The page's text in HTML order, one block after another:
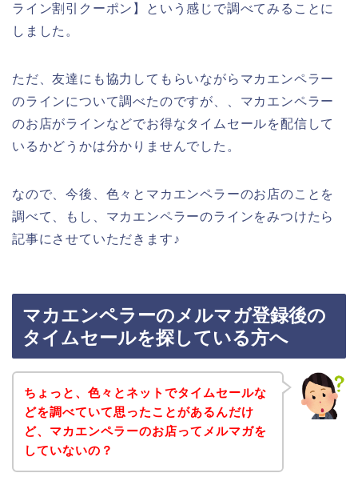
ライン割引クーポン】という感じで調べてみることに
しました。
ただ、友達にも協力してもらいながらマカエンペラー
のラインについて調べたのですが、、マカエンペラー
のお店がラインなどでお得なタイムセールを配信して
いるかどうかは分かりませんでした。
なので、今後、色々とマカエンペラーのお店のことを
調べて、もし、マカエンペラーのラインをみつけたら
記事にさせていただきます♪
マカエンペラーのメルマガ登録後の
タイムセールを探している方へ
ちょっと、色々とネットでタイムセールな
どを調べていて思ったことがあるんだけ
ど、マカエンペラーのお店ってメルマガを
していないの？